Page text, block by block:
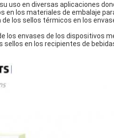
uso en diversas aplicaciones
en los materiales de embalaje
de los sellos térmicos en los
los envases de los dispositivos
sellos en los recipientes de